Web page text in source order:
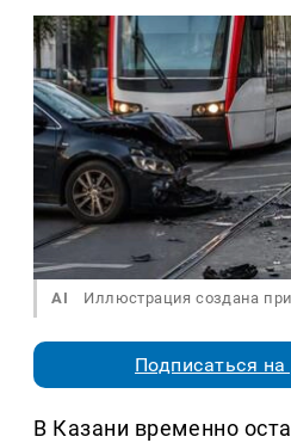
AI Иллюстрация создана
Подписаться
В Казани временно